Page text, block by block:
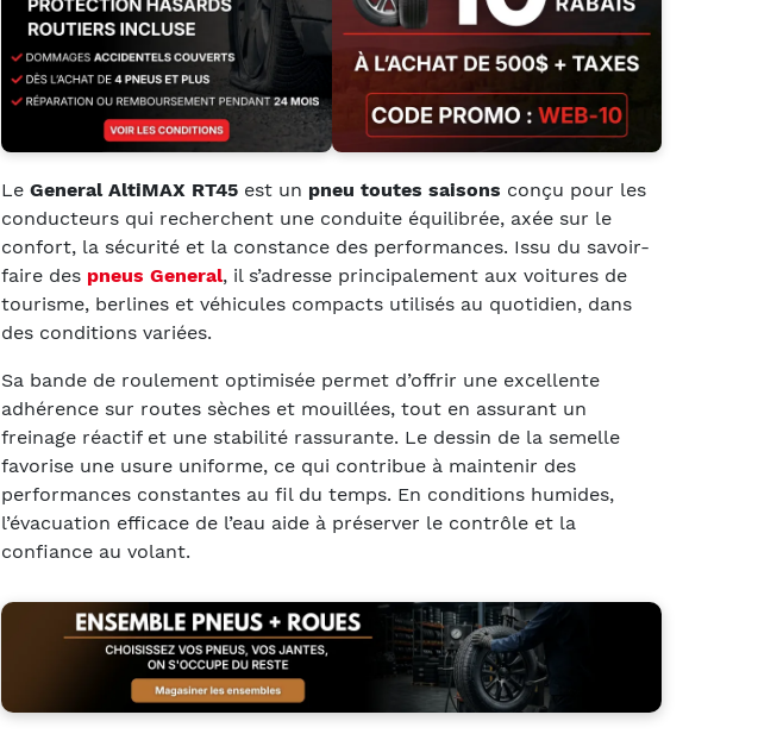
Le General AltiMAX RT45 est un pneu toutes saisons conçu pour les
conducteurs qui recherchent une conduite équilibrée, axée sur le
confort, la sécurité et la constance des performances. Issu du savoir-
faire des pneus General, il s’adresse principalement aux voitures de
tourisme, berlines et véhicules compacts utilisés au quotidien, dans
des conditions variées.
Sa bande de roulement optimisée permet d’offrir une excellente
adhérence sur routes sèches et mouillées, tout en assurant un
freinage réactif et une stabilité rassurante. Le dessin de la semelle
favorise une usure uniforme, ce qui contribue à maintenir des
performances constantes au fil du temps. En conditions humides,
l’évacuation efficace de l’eau aide à préserver le contrôle et la
confiance au volant.